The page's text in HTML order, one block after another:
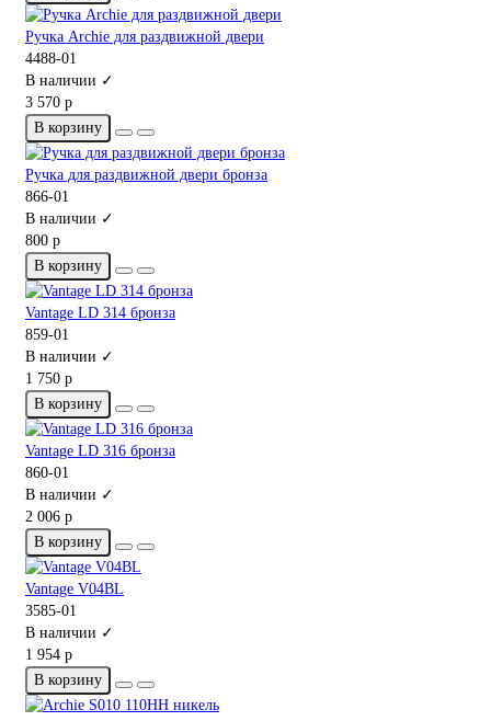
Ручка Archie для раздвижной двери
4488-01
В наличии ✓
3 570 р
В корзину
Ручка для раздвижной двери бронза
866-01
В наличии ✓
800 р
В корзину
Vantage LD 314 бронза
859-01
В наличии ✓
1 750 р
В корзину
Vantage LD 316 бронза
860-01
В наличии ✓
2 006 р
В корзину
Vantage V04BL
3585-01
В наличии ✓
1 954 р
В корзину